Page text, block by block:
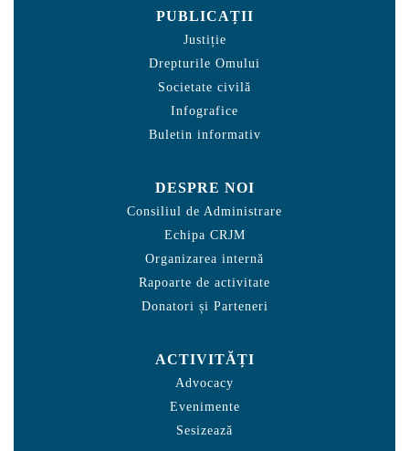
PUBLICAȚII
Justiție
Drepturile Omului
Societate civilă
Infografice
Buletin informativ
DESPRE NOI
Consiliul de Administrare
Echipa CRJM
Organizarea internă
Rapoarte de activitate
Donatori și Parteneri
ACTIVITĂȚI
Advocacy
Evenimente
Sesizează